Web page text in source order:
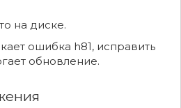
на диске.
ошибка h81, исправить
обновление.